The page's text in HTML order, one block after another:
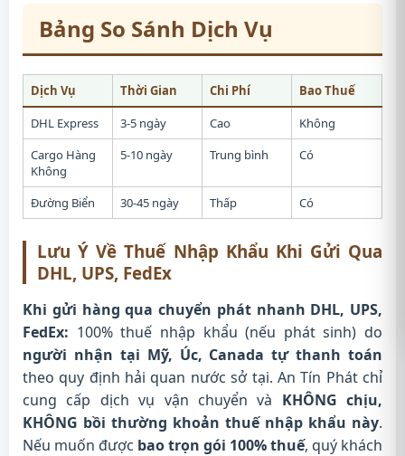
Bảng So Sánh Dịch Vụ
Dịch Vụ Thời Gian Chi Phí
Bao Thuế
DHL Express
3-5 ngày Cao
Không
Cargo Hàng
Không
5-10 ngày Trung bình Có
Đường Biển 30-45 ngày Thấp Có
Lưu Ý Về Thuế Nhập Khẩu Khi Gửi Qua
DHL, UPS, FedEx
Khi gửi hàng qua chuyển phát nhanh DHL, UPS,
FedEx: 100% thuế nhập khẩu (nếu phát sinh) do
người nhận tại Mỹ, Úc, Canada tự thanh toán
theo quy định hải quan nước sở tại. An Tín Phát chỉ
cung cấp dịch vụ vận chuyển và KHÔNG chịu,
KHÔNG bồi thường khoản thuế nhập khẩu này.
Nếu muốn được bao trọn gói 100% thuế, quý khách